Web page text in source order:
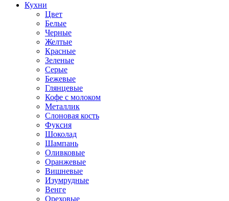
Кухни
Цвет
Белые
Черные
Желтые
Красные
Зеленые
Серые
Бежевые
Глянцевые
Кофе с молоком
Металлик
Слоновая кость
Фуксия
Шоколад
Шампань
Оливковые
Оранжевые
Вишневые
Изумрудные
Венге
Ореховые